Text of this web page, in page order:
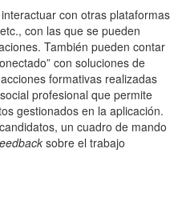
con otras plataformas
con las que se pueden
También pueden contar
con soluciones de
formativas realizadas
profesional que permite
gestionados en la aplicación.
un cuadro de mando
sobre el trabajo